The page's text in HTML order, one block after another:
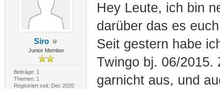
Siro
Junior Member
Beiträge: 1
Themen: 1
Registriert seit: Dec 2020
Hey Leute, ich bin
darüber das es
Seit gestern habe
Twingo bj. 06/2015.
garnicht aus, und